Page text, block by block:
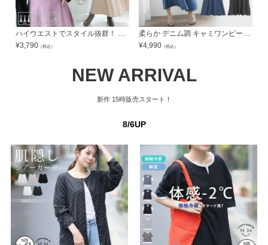
ハイウエストでスタイル抜群！ 骨格ウェーブ 優勝 キャミワンピース | 大きいサイズの通販ならハッピーマリリン
¥3,790 （税込）
柔らか デニム調 キャミワンピース | 大きいサイズの通販ならハッピーマリリン
¥4,990 （税込）
NEW ARRIVAL
新作 15時販売スタート！
8/6UP